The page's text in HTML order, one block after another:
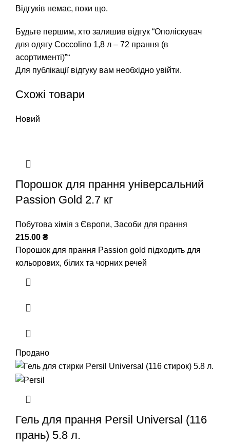
Відгуків немає, поки що.
Будьте першим, хто залишив відгук “Ополіскувач
для одягу Coccolino 1,8 л – 72 прання (в
асортименті)”“
Для публікації відгуку вам необхідно увійти.
Схожі товари
Новий
Порошок для прання універсальний
Passion Gold 2.7 кг
Побутова хімія з Європи, Засоби для прання
215.00 ₴
Порошок для прання Passion gold підходить для
кольорових, білих та чорних речей
Продано
Гель для прання Persil Universal (116
прань) 5.8 л.